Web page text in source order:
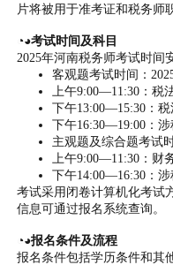
片将被用于准考证和税务师
◔◕考试时间及科目
2025年河南税务师考试时间
客观题考试时间：
上午9:00—11:30：税
下午13:00—15:30：税
下午16:30—19:00：
主观题及综合题考试
上午9:00—11:30：财
下午14:00—16:30：
考试采用闭卷计算机化考试
信息可通过报名系统查询。
◔◕报名条件及流程
报名条件包括学历条件和其